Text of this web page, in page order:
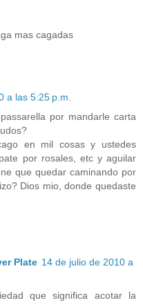
mas cagadas
a las 5:25 p.m.
por mandarle carta
en mil cosas y ustedes
por rosales, etc y aguilar
que quedar caminando por
Dios mio, donde quedaste
Plate 14 de julio de 2010 a
que significa acotar la